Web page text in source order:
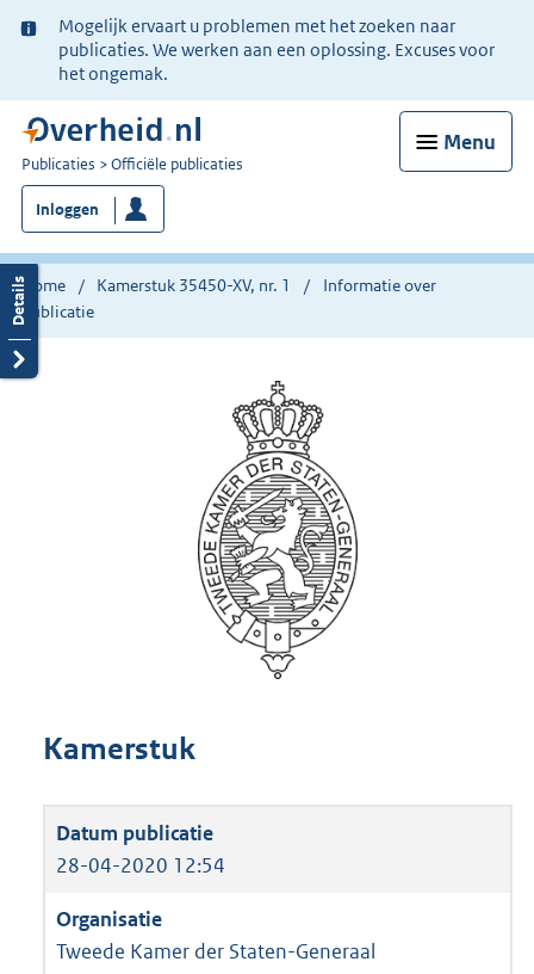
Ter
informatie:
Mogelijk ervaart u problemen met het zoeken naar
publicaties. We werken aan een oplossing. Excuses voor
het ongemak.
Menu
U
bent
nu
hier:
Publicaties Officiële publicaties
Inloggen
Home Kamerstuk 35450-XV, nr. 1
Informatie over
publicatie
Kamerstuk
28-04-2020 12:54
Tweede Kamer der Staten-Generaal